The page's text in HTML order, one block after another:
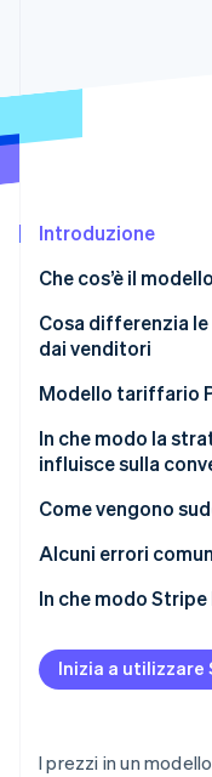
Costituzione di
Identity
Stripe
Guarda ora
Introduzione
Che cos’è il
Cosa differenzia
dai venditori
Modello tariffario
Freemium
Abbonamenti a più
Tariffe a consumo
Tariffe ibride
In che modo la
influisce sulla
Come vengono
Alcuni errori
In che modo Stripe
Inizia a utilizzare
I prezzi in un